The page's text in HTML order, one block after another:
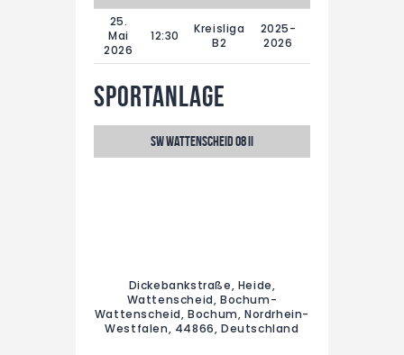
25.
Mai
2026
12:30
Kreisliga
B2
2025-
2026
Sportanlage
SW Wattenscheid 08 II
Dickebankstraße, Heide,
Wattenscheid, Bochum-
Wattenscheid, Bochum, Nordrhein-
Westfalen, 44866, Deutschland